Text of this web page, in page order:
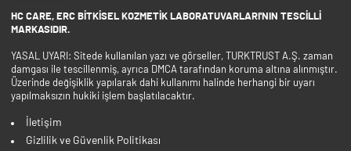
HC CARE, ERC BITKISEL KOZMETIK LABORATUVARLARI'NIN TESCILLI
MARKASIDIR.
YASAL UYARI: Sitede kullanılan yazı ve görseller, TURKTRUST A.Ş. zaman
damgası ile tescillenmiş, ayrıca DMCA tarafından koruma altına alınmıştır.
Üzerinde değişiklik yapılarak dahi kullanımı halinde herhangi bir uyarı
yapılmaksızın hukiki işlem başlatılacaktır.
İletişim
Gizlilik ve Güvenlik Politikası